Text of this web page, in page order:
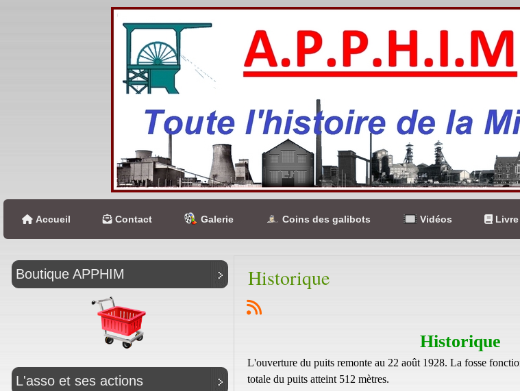
Accueil Contact Galerie Coins des galibots Vidéos Livre
Boutique APPHIM
L'asso et ses actions
Historique
Historique
L'ouverture du puits remonte au 22 août 1928. La fosse
totale du puits atteint 512 mètres.